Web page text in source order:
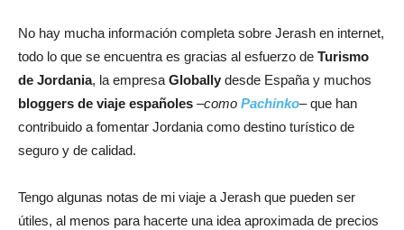
No hay mucha información completa sobre Jerash en internet,
todo lo que se encuentra es gracias al esfuerzo de Turismo
de Jordania, la empresa Globally desde España y muchos
bloggers de viaje españoles –como Pachinko– que han
contribuido a fomentar Jordania como destino turístico de
seguro y de calidad.
Tengo algunas notas de mi viaje a Jerash que pueden ser
útiles, al menos para hacerte una idea aproximada de precios